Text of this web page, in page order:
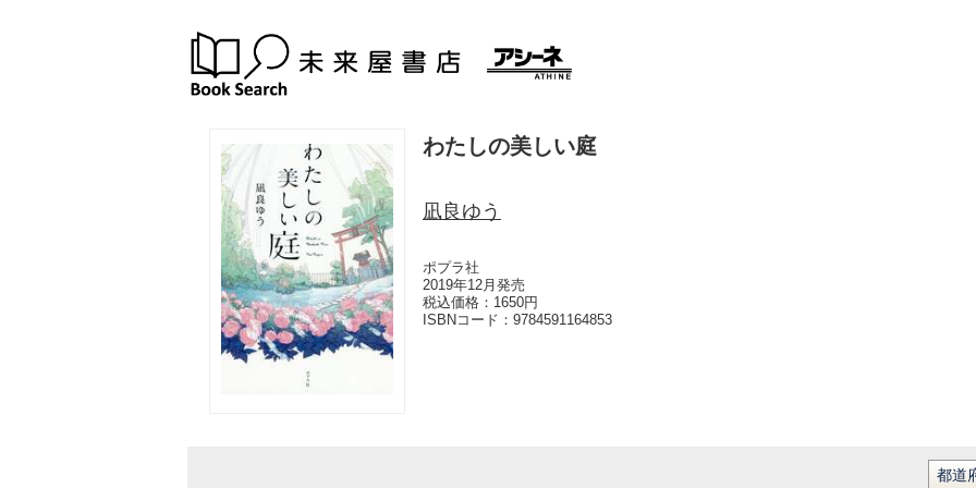
わたしの美しい庭
凪良ゆう
ポプラ社
2019年12月発売
税込価格：1650円
ISBNコード： 9784591164853